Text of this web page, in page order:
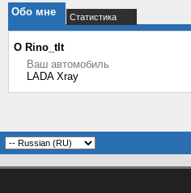
Обо мне Статистика
О Rino_tlt
Ваш автомобиль
LADA Xray